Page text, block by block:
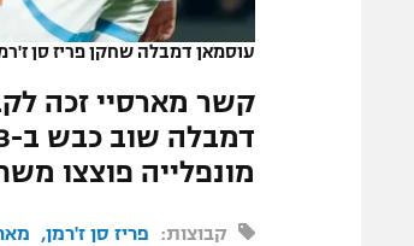
המגזין
עוסמאן דמבלה שחקן פריז סן
קשר מארסיי זכה
מונפלייה פוצצו
קבוצות: פריז סן ז'רמן